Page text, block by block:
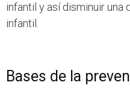
infantil y así disminuir una
infantil.
Bases de la